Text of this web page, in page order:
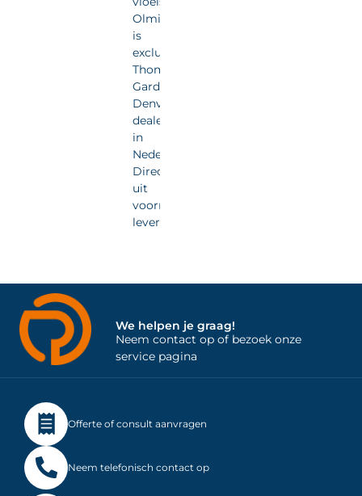
Olmia
is
exclusief
Thomas
Gardner
Denver
dealer
in
Nederland.
Direct
uit
voorraad
leverbaar.
We helpen je graag!
Neem contact op of bezoek onze
service pagina
Offerte of consult aanvragen
Neem telefonisch contact op